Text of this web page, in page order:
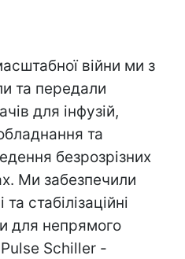
війни ми з
та передали
для інфузій,
та
безрозрізних
Ми забезпечили
стабілізаційні
для непрямого
Schiller -